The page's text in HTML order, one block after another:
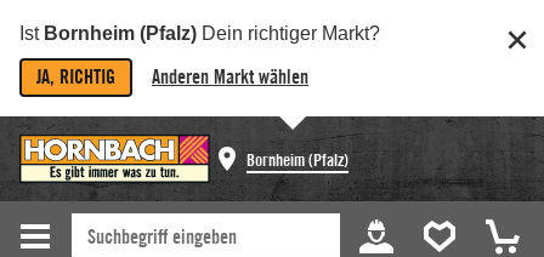
Ist Bornheim (Pfalz) Dein richtiger Markt?
JA, RICHTIG Anderen Markt wählen
Bornheim (Pfalz)